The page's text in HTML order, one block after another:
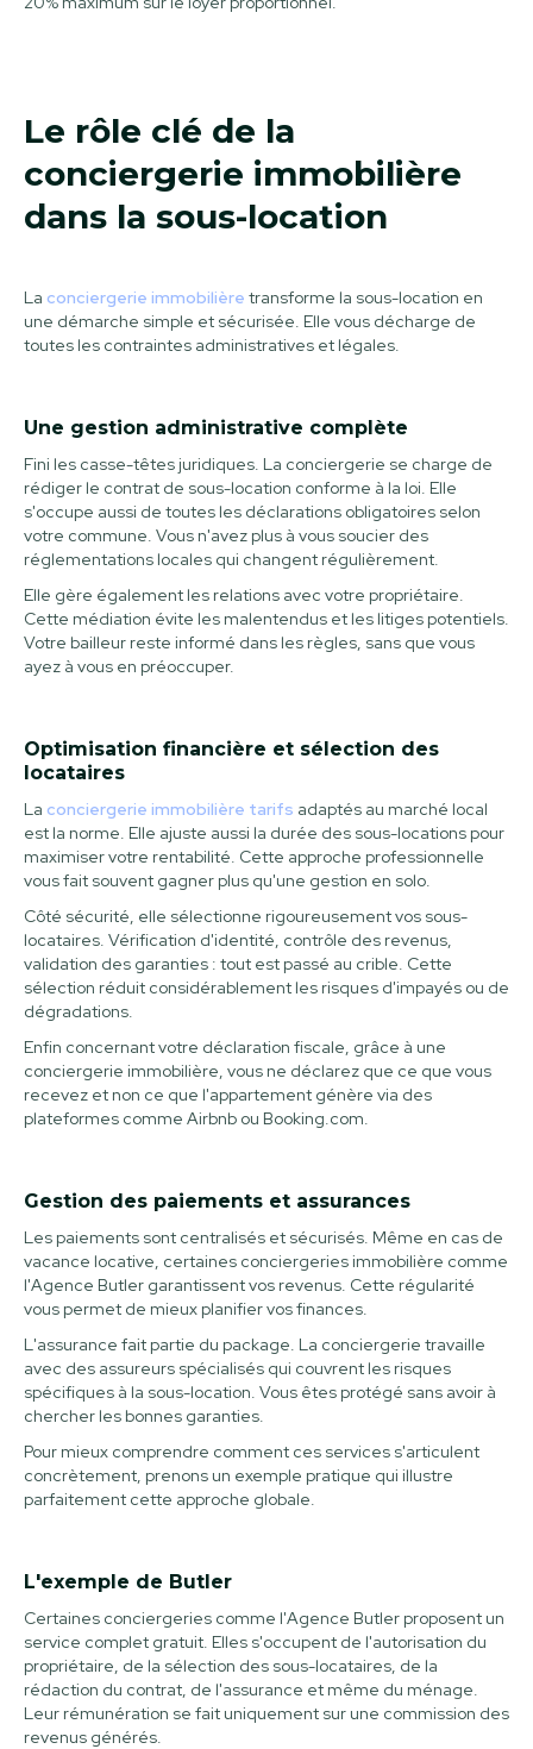
Le rôle clé de la
conciergerie immobilière
dans la sous-location
La conciergerie immobilière transforme la sous-location en
une démarche simple et sécurisée. Elle vous décharge de
toutes les contraintes administratives et légales.
Une gestion administrative complète
Fini les casse-têtes juridiques. La conciergerie se charge de
rédiger le contrat de sous-location conforme à la loi. Elle
s'occupe aussi de toutes les déclarations obligatoires selon
votre commune. Vous n'avez plus à vous soucier des
réglementations locales qui changent régulièrement.
Elle gère également les relations avec votre propriétaire.
Cette médiation évite les malentendus et les litiges potentiels.
Votre bailleur reste informé dans les règles, sans que vous
ayez à vous en préoccuper.
Optimisation financière et sélection des
locataires
La conciergerie immobilière tarifs adaptés au marché local
est la norme. Elle ajuste aussi la durée des sous-locations pour
maximiser votre rentabilité. Cette approche professionnelle
vous fait souvent gagner plus qu'une gestion en solo.
Côté sécurité, elle sélectionne rigoureusement vos sous-
locataires. Vérification d'identité, contrôle des revenus,
validation des garanties : tout est passé au crible. Cette
sélection réduit considérablement les risques d'impayés ou de
dégradations.
Enfin concernant votre déclaration fiscale, grâce à une
conciergerie immobilière, vous ne déclarez que ce que vous
recevez et non ce que l'appartement génère via des
plateformes comme Airbnb ou Booking.com.
Gestion des paiements et assurances
Les paiements sont centralisés et sécurisés. Même en cas de
vacance locative, certaines conciergeries immobilière comme
l'Agence Butler garantissent vos revenus. Cette régularité
vous permet de mieux planifier vos finances.
L'assurance fait partie du package. La conciergerie travaille
avec des assureurs spécialisés qui couvrent les risques
spécifiques à la sous-location. Vous êtes protégé sans avoir à
chercher les bonnes garanties.
Pour mieux comprendre comment ces services s'articulent
concrètement, prenons un exemple pratique qui illustre
parfaitement cette approche globale.
L'exemple de Butler
Certaines conciergeries comme l'Agence Butler proposent un
service complet gratuit. Elles s'occupent de l'autorisation du
propriétaire, de la sélection des sous-locataires, de la
rédaction du contrat, de l'assurance et même du ménage.
Leur rémunération se fait uniquement sur une commission des
revenus générés.